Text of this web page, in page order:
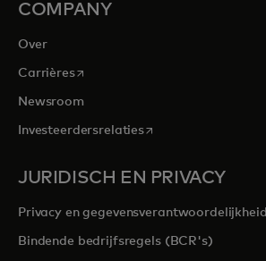
COMPANY
Over
Carrièresopens in a new tab
Newsroom
Investeerdersrelatiesopens in a new tab
JURIDISCH EN PRIVACY
Privacy en gegevensverantwoordelijkheid
Bindende bedrijfsregels (BCR's)